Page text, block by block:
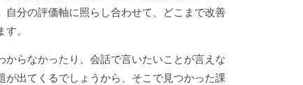
自分の評価軸に照らし合わせて、どこまで改善
。
らなかったり、会話で言いたいことが言えな
出てくるでしょうから、そこで見つかった課